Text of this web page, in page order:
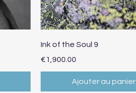
Aperçu rapide
Ink of the Soul 9
Prix
€1,900.00
Ajouter au panier